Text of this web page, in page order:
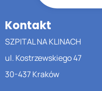
Kontakt
SZPITAL NA KLINACH
ul. Kostrzewskiego 47
30-437 Kraków